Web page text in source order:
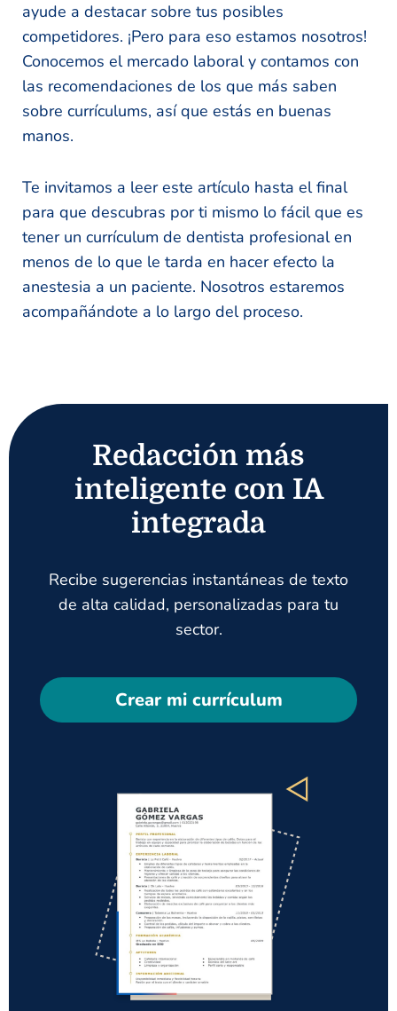
ayude a destacar sobre tus posibles
competidores. ¡Pero para eso estamos nosotros!
Conocemos el mercado laboral y contamos con
las recomendaciones de los que más saben
sobre currículums, así que estás en buenas
manos.
Te invitamos a leer este artículo hasta el final
para que descubras por ti mismo lo fácil que es
tener un currículum de dentista profesional en
menos de lo que le tarda en hacer efecto la
anestesia a un paciente. Nosotros estaremos
acompañándote a lo largo del proceso.
Redacción más
inteligente con IA
integrada
Recibe sugerencias instantáneas de texto
de alta calidad, personalizadas para tu
sector.
Crear mi currículum